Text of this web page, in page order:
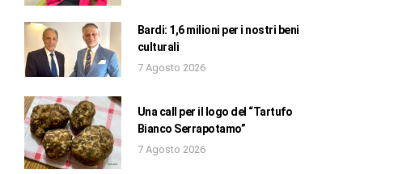
Bardi: 1,6 milioni per i nostri beni
culturali
7 Agosto 2026
Una call per il logo del “Tartufo
Bianco Serrapotamo”
7 Agosto 2026